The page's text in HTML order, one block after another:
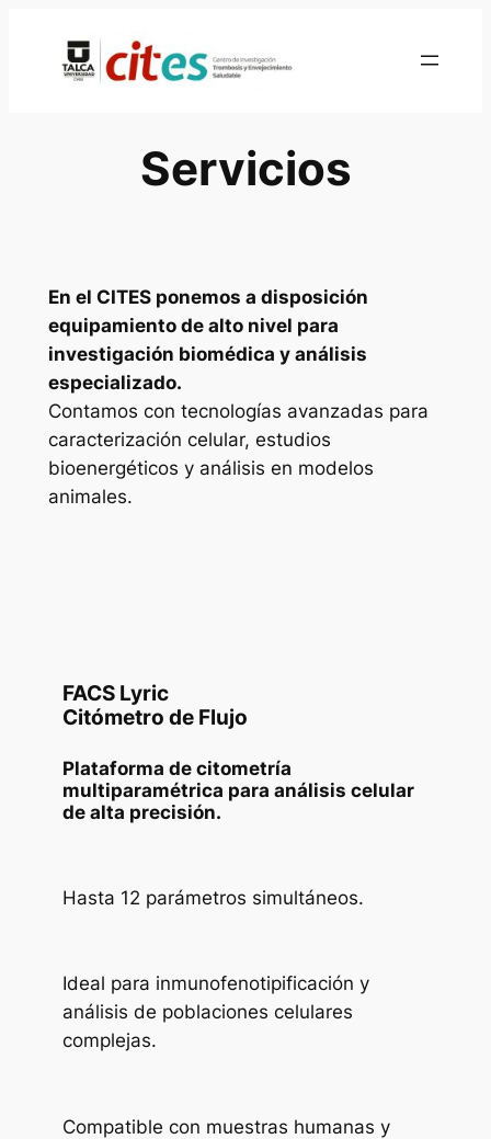
content
Servicios
En el CITES ponemos a disposición
equipamiento de alto nivel para
investigación biomédica y análisis
especializado.
Contamos con tecnologías avanzadas para
caracterización celular, estudios
bioenergéticos y análisis en modelos
animales.
FACS Lyric
Citómetro de Flujo
Plataforma de citometría
multiparamétrica para análisis celular
de alta precisión.
Hasta 12 parámetros simultáneos.
Ideal para inmunofenotipificación y
análisis de poblaciones celulares
complejas.
Compatible con muestras humanas y